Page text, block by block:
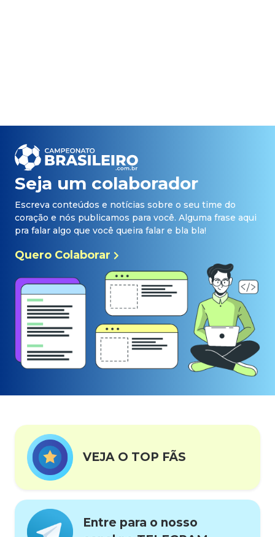
Seja um colaborador
Escreva conteúdos e notícias sobre o seu time do
coração e nós publicamos para você. Alguma frase aqui
pra falar algo que você queira falar e bla bla!
Quero Colaborar
VEJA O TOP FÃS
Entre para o nosso